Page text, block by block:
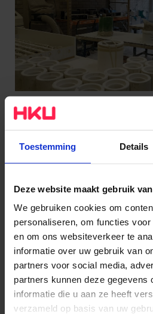
Toestemming Details
Deze website maakt gebruik
We gebruiken cookies om
personaliseren, om functies
en om ons websiteverkeer te
informatie over uw gebruik van
partners voor social media,
partners kunnen deze gegevens
informatie die u aan ze heeft
verzameld op basis van uw
In het spuit- en chemiehok
materialen waarbij het
gasmasker noodzakelijk is.
heftig schuurwerk en
klinkt best spannend, maar
je daar graag bij.